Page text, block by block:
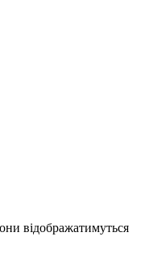
відображатимуться